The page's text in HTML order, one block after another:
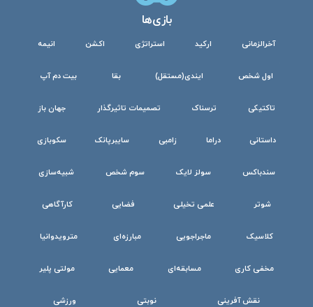
بازی‌ها
آخرالزمانی ارکید استراتژی اکشن انیمه
اول شخص ایندی(مستقل) بقا بیت دم آپ
تاکتیکی ترسناک تصمیمات تاثیرگذار جهان باز
داستانی دراما زامبی سایبرپانک سکوبازی
سندباکس سولز لایک سوم شخص شبیه‌سازی
شوتر علمی تخیلی فضایی کارآگاهی
کلاسیک ماجراجویی مبارزه‌ای مترویدوانیا
مخفی کاری مسابقه‌ای معمایی مولتی پلیر
نقش آفرینی نوبتی ورزشی